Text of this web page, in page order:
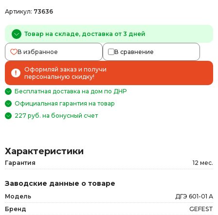
Артикул: 73636
Товар на складе, доставка от 3 дней
В избранное В сравнение
Оформляй заказ и получи
персональную скидку!
Бесплатная доставка на дом по ДНР
Официальная гарантия на товар
227 руб. на бонусный счет
Характеристики
Гарантия 12 мес.
Заводские данные о товаре
Модель
ДГЭ 601-01 А
Бренд
GEFEST